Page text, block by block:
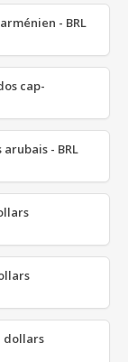
- BRL
cap-
- BRL
dollars